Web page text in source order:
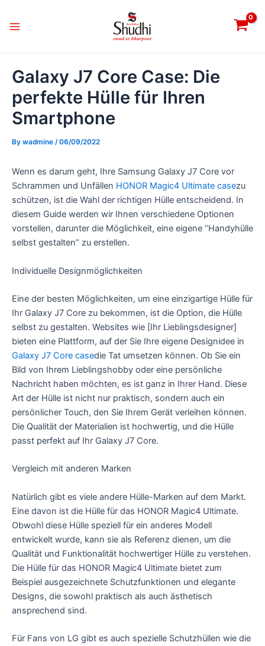
Menu
Galaxy J7 Core Case: Die
perfekte Hülle für Ihren
Smartphone
By wadmine /06/09/2022
Wenn es darum geht, Ihre Samsung Galaxy J7 Core vor
Schrammen und Unfällen HONOR Magic4 Ultimate casezu
schützen, ist die Wahl der richtigen Hülle entscheidend. In
diesem Guide werden wir Ihnen verschiedene Optionen
vorstellen, darunter die Möglichkeit, eine eigene “Handyhülle
selbst gestalten” zu erstellen.
Individuelle Designmöglichkeiten
Eine der besten Möglichkeiten, um eine einzigartige Hülle für
Ihr Galaxy J7 Core zu bekommen, ist die Option, die Hülle
selbst zu gestalten. Websites wie [Ihr Lieblingsdesigner]
bieten eine Plattform, auf der Sie Ihre eigene Designidee in
Galaxy J7 Core casedie Tat umsetzen können. Ob Sie ein
Bild von Ihrem Lieblingshobby oder eine persönliche
Nachricht haben möchten, es ist ganz in Ihrer Hand. Diese
Art der Hülle ist nicht nur praktisch, sondern auch ein
persönlicher Touch, den Sie Ihrem Gerät verleihen können.
Die Qualität der Materialien ist hochwertig, und die Hülle
passt perfekt auf Ihr Galaxy J7 Core.
Vergleich mit anderen Marken
Natürlich gibt es viele andere Hülle-Marken auf dem Markt.
Eine davon ist die Hülle für das HONOR Magic4 Ultimate.
Obwohl diese Hülle speziell für ein anderes Modell
entwickelt wurde, kann sie als Referenz dienen, um die
Qualität und Funktionalität hochwertiger Hülle zu verstehen.
Die Hülle für das HONOR Magic4 Ultimate bietet zum
Beispiel ausgezeichnete Schutzfunktionen und elegante
Designs, die sowohl praktisch als auch ästhetisch
ansprechend sind.
Für Fans von LG gibt es auch spezielle Schutzhüllen wie die
navigation